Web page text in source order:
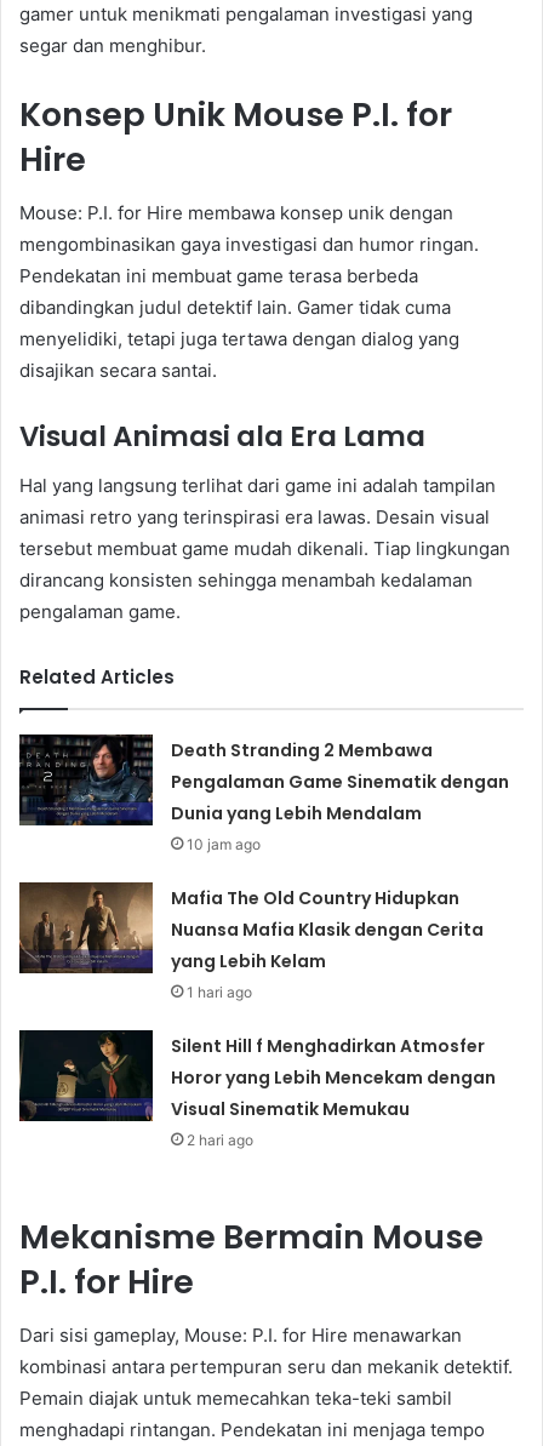
gamer untuk menikmati pengalaman investigasi yang
segar dan menghibur.
Konsep Unik Mouse P.I. for
Hire
Mouse: P.I. for Hire membawa konsep unik dengan
mengombinasikan gaya investigasi dan humor ringan.
Pendekatan ini membuat game terasa berbeda
dibandingkan judul detektif lain. Gamer tidak cuma
menyelidiki, tetapi juga tertawa dengan dialog yang
disajikan secara santai.
Visual Animasi ala Era Lama
Hal yang langsung terlihat dari game ini adalah tampilan
animasi retro yang terinspirasi era lawas. Desain visual
tersebut membuat game mudah dikenali. Tiap lingkungan
dirancang konsisten sehingga menambah kedalaman
pengalaman game.
Related Articles
Death Stranding 2 Membawa
Pengalaman Game Sinematik dengan
Dunia yang Lebih Mendalam
10 jam ago
Mafia The Old Country Hidupkan
Nuansa Mafia Klasik dengan Cerita
yang Lebih Kelam
1 hari ago
Silent Hill f Menghadirkan Atmosfer
Horor yang Lebih Mencekam dengan
Visual Sinematik Memukau
2 hari ago
Mekanisme Bermain Mouse
P.I. for Hire
Dari sisi gameplay, Mouse: P.I. for Hire menawarkan
kombinasi antara pertempuran seru dan mekanik detektif.
Pemain diajak untuk memecahkan teka-teki sambil
menghadapi rintangan. Pendekatan ini menjaga tempo